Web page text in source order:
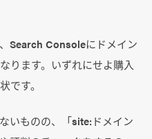
Search Consoleにドメイン
ります。いずれにせよ購入
です。
いものの、「site:ドメイン